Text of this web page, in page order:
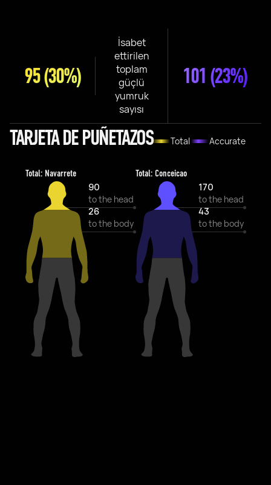
95(30%)
İsabet
ettirilen
toplam
güçlü
yumruk
sayısı
101 (23%)
TARJETA DE PUÑETAZOS Total Accurate
Total: Navarrete
90
to the head
26
to the body
Total: Conceicao
170
to the head
43
to the body